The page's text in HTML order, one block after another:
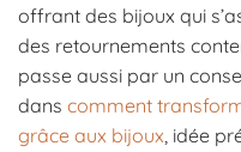
offrant des bijoux qui
des retournements
passe aussi par un
dans comment
grâce aux bijoux, idée